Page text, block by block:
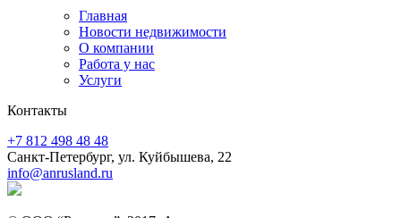
Главная
Новости недвижимости
О компании
Работа у нас
Услуги
Контакты
+7 812 498 48 48
Санкт-Петербург, ул. Куйбышева, 22
info@anrusland.ru